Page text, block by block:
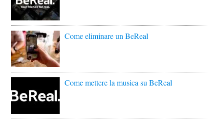
Come eliminare un BeReal
Come mettere la musica su BeReal